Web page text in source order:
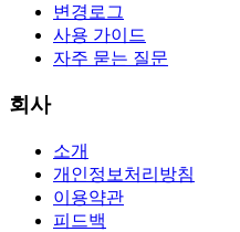
변경로그
사용 가이드
자주 묻는 질문
회사
소개
개인정보처리방침
이용약관
피드백